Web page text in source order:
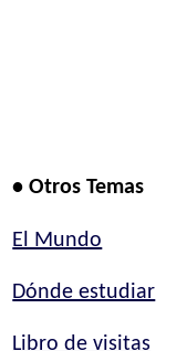
• Otros Temas
El Mundo
Dónde estudiar
Libro de visitas